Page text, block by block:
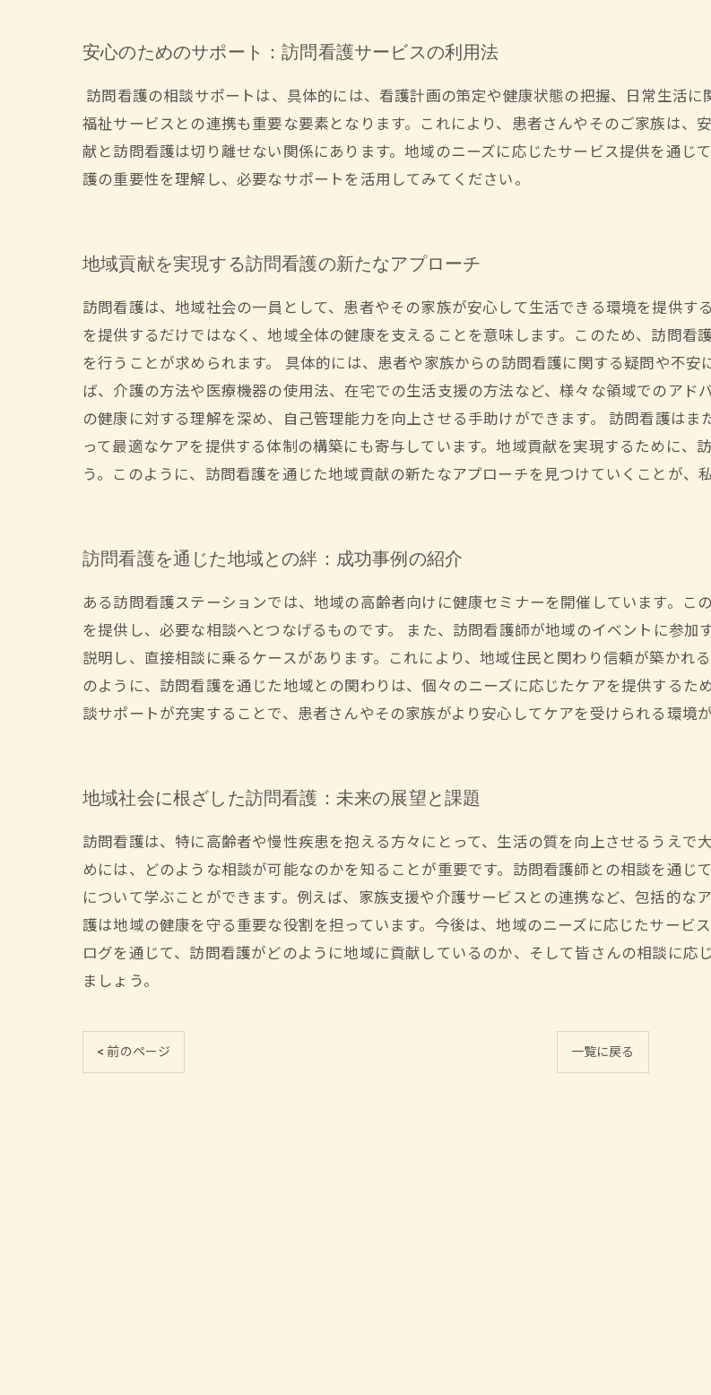
安心のためのサポート：訪問看護サービスの利用法
訪問看護の相談サポートは、具体的には、看護計画の策定や健康状態の把握、日常生活
福祉サービスとの連携も重要な要素となります。これにより、患者さんやそのご家族は、
献と訪問看護は切り離せない関係にあります。地域のニーズに応じたサービス提供を通じ
護の重要性を理解し、必要なサポートを活用してみてください。
地域貢献を実現する訪問看護の新たなアプローチ
訪問看護は、地域社会の一員として、患者やその家族が安心して生活できる環境を提供す
を提供するだけではなく、地域全体の健康を支えることを意味します。このため、訪問看
を行うことが求められます。 具体的には、患者や家族からの訪問看護に関する疑問や不
ば、介護の方法や医療機器の使用法、在宅での生活支援の方法など、様々な領域でのアド
の健康に対する理解を深め、自己管理能力を向上させる手助けができます。 訪問看護は
って最適なケアを提供する体制の構築にも寄与しています。地域貢献を実現するために、
う。このように、訪問看護を通じた地域貢献の新たなアプローチを見つけていくことが、
訪問看護を通じた地域との絆：成功事例の紹介
ある訪問看護ステーションでは、地域の高齢者向けに健康セミナーを開催しています。
を提供し、必要な相談へとつなげるものです。 また、訪問看護師が地域のイベントに参
説明し、直接相談に乗るケースがあります。これにより、地域住民と関わり信頼が築かれ
のように、訪問看護を通じた地域との関わりは、個々のニーズに応じたケアを提供するた
談サポートが充実することで、患者さんやその家族がより安心してケアを受けられる環境が
地域社会に根ざした訪問看護：未来の展望と課題
訪問看護は、特に高齢者や慢性疾患を抱える方々にとって、生活の質を向上させるうえで
めには、どのような相談が可能なのかを知ることが重要です。訪問看護師との相談を通じ
について学ぶことができます。例えば、家族支援や介護サービスとの連携など、包括的な
護は地域の健康を守る重要な役割を担っています。今後は、地域のニーズに応じたサービ
ログを通じて、訪問看護がどのように地域に貢献しているのか、そして皆さんの相談に応
ましょう。
< 前のページ 一覧に戻る